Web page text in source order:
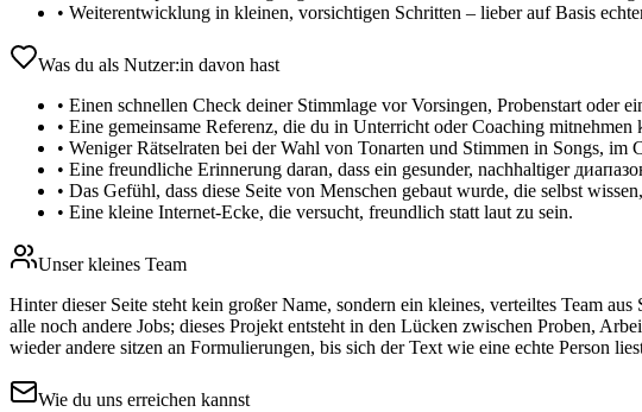
• Weiterentwicklung in kleinen, vorsichtigen Schritten – lieber auf Basis
Was du als Nutzer:in davon hast
• Einen schnellen Check deiner Stimmlage vor Vorsingen, Probenstart oder
• Eine gemeinsame Referenz, die du in Unterricht oder Coaching
• Weniger Rätselraten bei der Wahl von Tonarten und Stimmen in Songs, im
• Eine freundliche Erinnerung daran, dass ein gesunder, nachhaltiger
• Das Gefühl, dass diese Seite von Menschen gebaut wurde, die selbst
• Eine kleine Internet‑Ecke, die versucht, freundlich statt laut zu sein.
Unser kleines Team
Hinter dieser Seite steht kein großer Name, sondern ein kleines, verteiltes Team
alle noch andere Jobs; dieses Projekt entsteht in den Lücken zwischen Proben,
wieder andere sitzen an Formulierungen, bis sich der Text wie eine echte Person
Wie du uns erreichen kannst